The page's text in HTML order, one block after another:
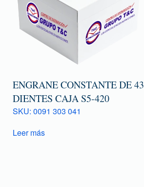
ENGRANE CONSTANTE DE 43
DIENTES CAJA S5-420
SKU: 0091 303 041
Leer más